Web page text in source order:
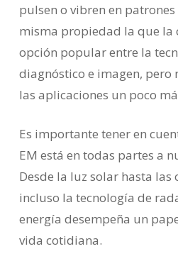
pulsen o vibren en patrones
misma propiedad la que la
opción popular entre la
diagnóstico e imagen, pero
las aplicaciones un poco
Es importante tener en
EM está en todas partes a
Desde la luz solar hasta las
incluso la tecnología de
energía desempeña un
vida cotidiana.